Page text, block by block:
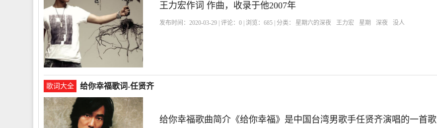
王力宏作词 作曲，收录于他2007年
发布时间：2020-03-29 | 评论：0 | 浏览：685 | 分类： 星期六的深夜 王力宏 星期 深夜 没人
歌词大全 给你幸福歌词-任贤齐
给你幸福歌曲简介《给你幸福》是中国台湾男歌手任贤齐演唱的一首歌